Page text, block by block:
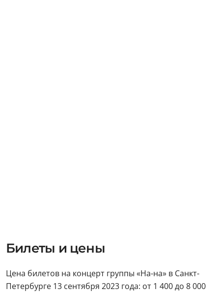
Билеты и цены
Цена билетов на концерт группы «На-на» в Санкт-
Петербурге 13 сентября 2023 года: от 1 400 до 8 000